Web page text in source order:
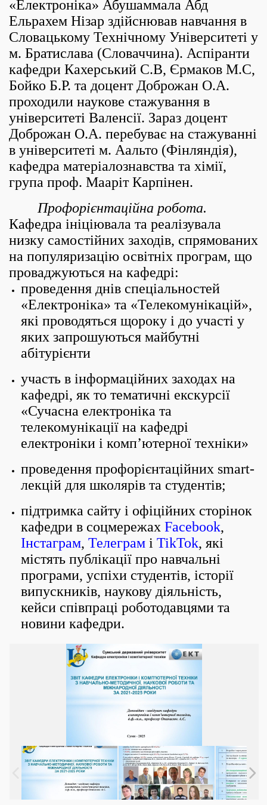
«Електроніка» Абушаммала Абд
Ельрахем Нізар здійснював навчання в
Словацькому Технічному Університеті у
м. Братислава (Словаччина). Аспіранти
кафедри Кахерський С.В, Єрмаков М.С,
Бойко Б.Р. та доцент Доброжан О.А.
проходили наукове стажування в
університеті Валенсії. Зараз доцент
Доброжан О.А. перебуває на стажуванні
в університеті м. Аальто (Фінляндія),
кафедра матеріалознавства та хімії,
група проф. Мааріт Карпінен.
Профорієнтаційна робота.
Кафедра ініціювала та реалізувала
низку самостійних заходів, спрямованих
на популяризацію освітніх програм, що
проваджуються на кафедрі:
проведення днів спеціальностей
«Електроніка» та «Телекомунікацій»,
які проводяться щороку і до участі у
яких запрошуються майбутні
абітурієнти
участь в інформаційних заходах на
кафедрі, як то тематичні екскурсії
«Сучасна електроніка та
телекомунікації на кафедрі
електроніки і комп’ютерної техніки»
проведення профорієнтаційних smart-
лекцій для школярів та студентів;
підтримка сайту і офіційних сторінок
кафедри в соцмережах Facebook,
Інстаграм, Телеграм і TikTok, які
містять публікації про навчальні
програми, успіхи студентів, історії
випускників, наукову діяльність,
кейси співпраці роботодавцями та
новини кафедри.